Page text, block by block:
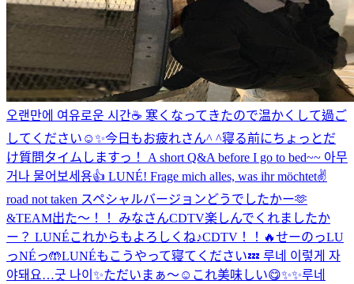
오랜만에 여유로운 시간☕️ 寒くなってきたので温かくして過ご
してください☺️✨今日もお疲れさん^ ^寝る前にちょっとだ
け質問タイムしますっ！ A short Q&A before I go to bed~~ 아무
거나 물어보세용👍 LUNÉ! Frage mich alles, was ihr möchtet✌️
road not taken スペシャルバージョンどうでしたかー🫶
&TEAM出た〜！！ みなさんCDTV楽しんでくれましたか
ー？ LUNÉこれからもよろしくね♪CDTV！！🔥せーのっLU
っNÉっ🤲LUNÉもこうやって寝てください💤 루네 이렇게 자
야돼요…굿 나이✨ただいまぁ〜☺️ これ美味しい😋✨✨루네